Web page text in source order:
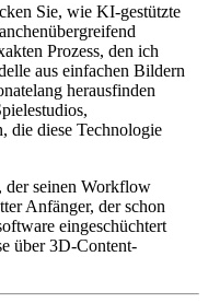
Sie, wie KI-gestützte
Prozess, den ich
aus einfachen Bildern
herausfinden
die diese Technologie
der seinen Workflow
Anfänger, der schon
eingeschüchtert
über 3D-Content-